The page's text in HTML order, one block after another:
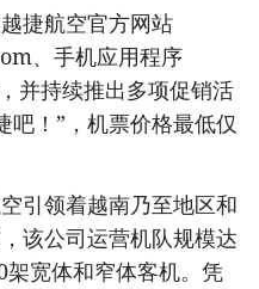
捷航空官方网站
、手机应用程序
并持续推出多项促销活
吧！”，机票价格最低仅
引领着越南乃至地区和
该公司运营机队规模达
宽体和窄体客机。凭